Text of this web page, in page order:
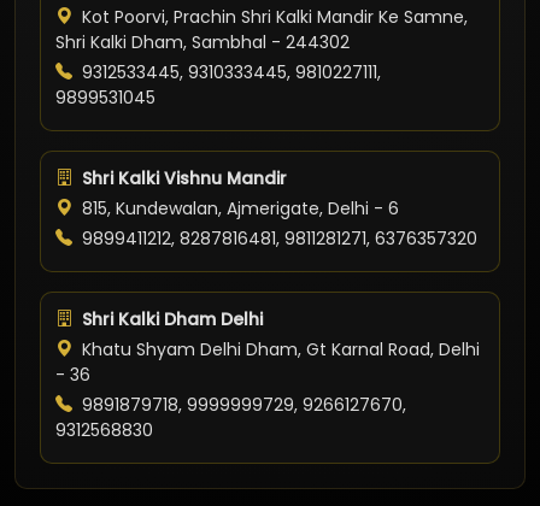
Kot Poorvi, Prachin Shri Kalki Mandir Ke Samne,
Shri Kalki Dham, Sambhal - 244302
9312533445, 9310333445, 9810227111,
9899531045
Shri Kalki Vishnu Mandir
815, Kundewalan, Ajmerigate, Delhi - 6
9899411212, 8287816481, 9811281271, 6376357320
Shri Kalki Dham Delhi
Khatu Shyam Delhi Dham, Gt Karnal Road, Delhi
- 36
9891879718, 9999999729, 9266127670,
9312568830